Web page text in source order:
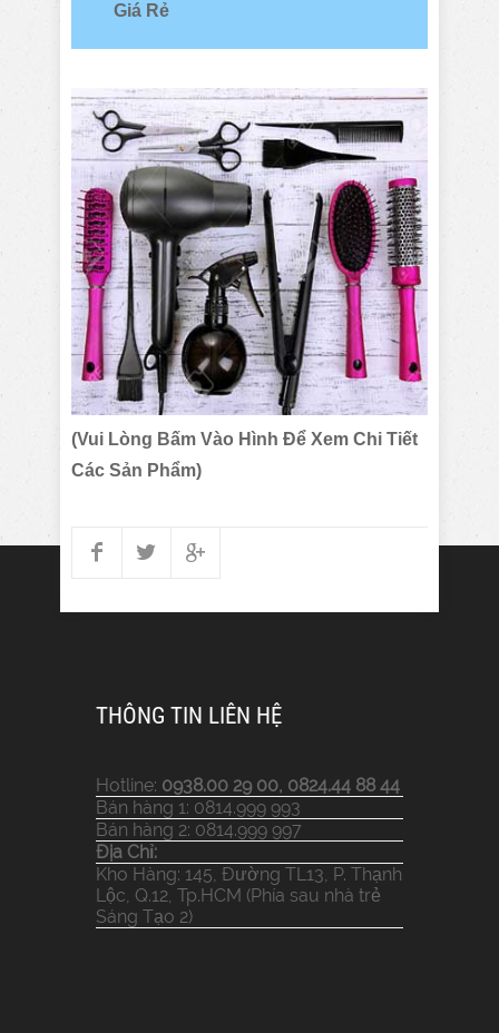
Giá Rẻ
(Vui Lòng Bấm Vào Hình Để Xem Chi Tiết
Các Sản Phẩm)
THÔNG TIN LIÊN HỆ
Hotline: 0938.00 29 00, 0824.44 88 44
Bán hàng 1: 0814.999 993
Bán hàng 2: 0814.999 997
Địa Chỉ:
Kho Hàng: 145, Đường TL13, P. Thạnh
Lộc, Q.12, Tp.HCM (Phía sau nhà trẻ
Sáng Tạo 2)